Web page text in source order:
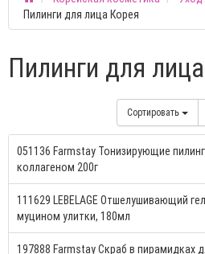
Пилинги для лица Корея
Пилинги для
Сортировать
051136 Farmstay Тонизирующие
коллагеном 200г
111629 LEBELAGE Отшелушивающий
муцином улитки, 180мл
197888 Farmstay Скраб в пирамидках